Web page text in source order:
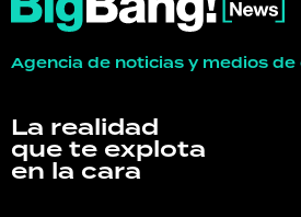
Agencia de noticias y medios
La realidad
que te explota
en la cara